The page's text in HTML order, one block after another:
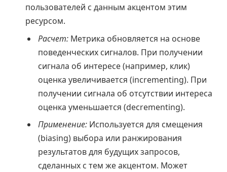
пользователей с данным акцентом этим
ресурсом.
Расчет: Метрика обновляется на основе
поведенческих сигналов. При получении
сигнала об интересе (например, клик)
оценка увеличивается (incrementing). При
получении сигнала об отсутствии интереса
оценка уменьшается (decrementing).
Применение: Используется для смещения
(biasing) выбора или ранжирования
результатов для будущих запросов,
сделанных с тем же акцентом. Может